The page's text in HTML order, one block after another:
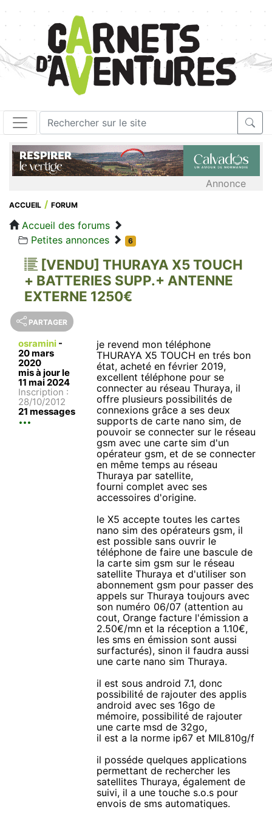
Annonce
ACCUEIL FORUM
Accueil des forums
Petites annonces
6
[VENDU] THURAYA X5 TOUCH
+ BATTERIES SUPP.+ ANTENNE
EXTERNE 1250€
PARTAGER
osramini -
20 mars
2020
mis à jour le
11 mai 2024
Inscription :
28/10/2012
21 messages
je revend mon téléphone
THURAYA X5 TOUCH en trés bon
état, acheté en février 2019,
excellent téléphone pour se
connecter au réseau Thuraya, il
offre plusieurs possibilités de
connexions grâce a ses deux
supports de carte nano sim, de
pouvoir se connecter sur le réseau
gsm avec une carte sim d'un
opérateur gsm, et de se connecter
en même temps au réseau
Thuraya par satellite,
fourni complet avec ses
accessoires d'origine.
le X5 accepte toutes les cartes
nano sim des opérateurs gsm, il
est possible sans ouvrir le
téléphone de faire une bascule de
la carte sim gsm sur le réseau
satellite Thuraya et d'utiliser son
abonnement gsm pour passer des
appels sur Thuraya toujours avec
son numéro 06/07 (attention au
cout, Orange facture l'émission a
2.50€/mn et la réception a 1.10€,
les sms en émission sont aussi
surfacturés), sinon il faudra aussi
une carte nano sim Thuraya.
il est sous android 7.1, donc
possibilité de rajouter des applis
android avec ses 16go de
mémoire, possibilité de rajouter
une carte msd de 32go,
il est a la norme ip67 et MIL810g/f
il posséde quelques applications
permettant de rechercher les
satellites Thuraya, également de
suivi, il a une touche s.o.s pour
envois de sms automatiques.